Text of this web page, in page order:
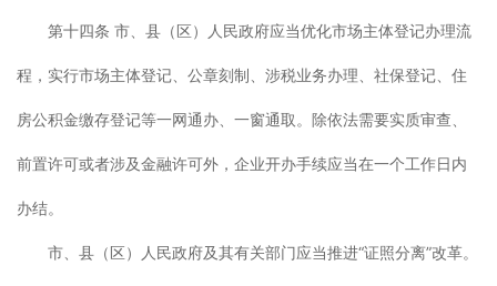
第十四条 市、县（区）人民政府应当优化市场主体登记办理流
程，实行市场主体登记、公章刻制、涉税业务办理、社保登记、住
房公积金缴存登记等一网通办、一窗通取。除依法需要实质审查、
前置许可或者涉及金融许可外，企业开办手续应当在一个工作日内
办结。
市、县（区）人民政府及其有关部门应当推进“证照分离”改革。